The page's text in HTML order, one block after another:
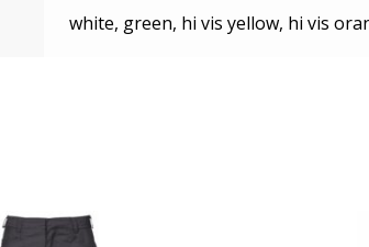
white, green, hi vis yellow, hi vis